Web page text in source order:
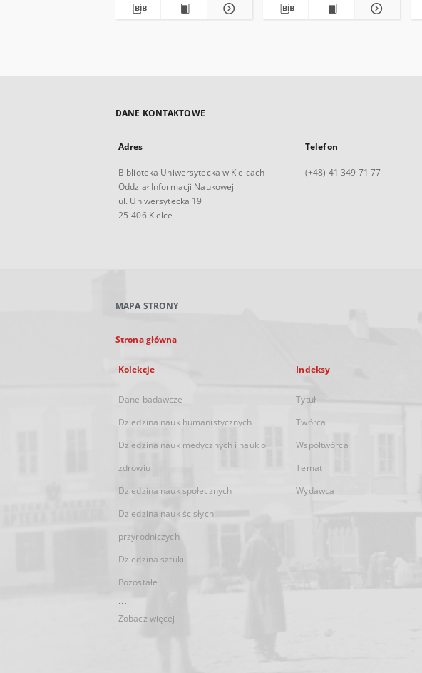
DANE KONTAKTOWE
Adres
Biblioteka Uniwersytecka w Kielcach
Oddział Informacji Naukowej
ul. Uniwersytecka 19
25-406 Kielce
Telefon
(+48) 41 349 71 77
MAPA STRONY
Strona główna
Kolekcje
Dane badawcze
Dziedzina nauk humanistycznych
Dziedzina nauk medycznych i nauk o
zdrowiu
Dziedzina nauk społecznych
Dziedzina nauk ścisłych i
przyrodniczych
Dziedzina sztuki
Pozostałe
...
Zobacz więcej
Indeksy
Tytuł
Twórca
Współtwórca
Temat
Wydawca